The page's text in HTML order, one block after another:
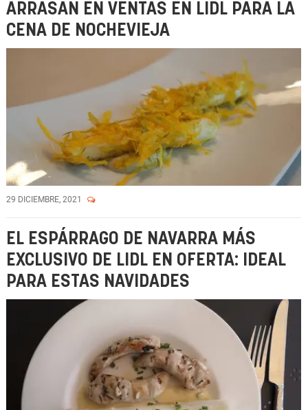
ARRASAN EN VENTAS EN LIDL PARA LA
CENA DE NOCHEVIEJA
29 DICIEMBRE, 2021
EL ESPÁRRAGO DE NAVARRA MÁS
EXCLUSIVO DE LIDL EN OFERTA: IDEAL
PARA ESTAS NAVIDADES